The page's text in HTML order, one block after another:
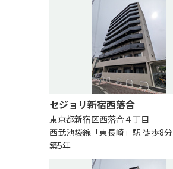
セジョリ新宿西落合
東京都新宿区西落合４丁目
西武池袋線「東長崎」駅 徒歩8分
築5年